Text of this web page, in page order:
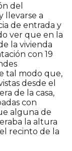
del
llevarse a
de entrada y
ver que en la
la vivienda
con 19
tal modo que,
desde el
de la casa,
con
alguna de
la altura
recinto de la